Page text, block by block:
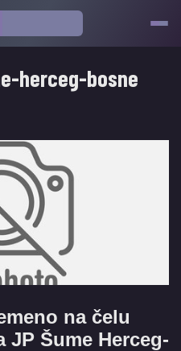
herceg-bosne
na čelu
JP Šume Herceg-